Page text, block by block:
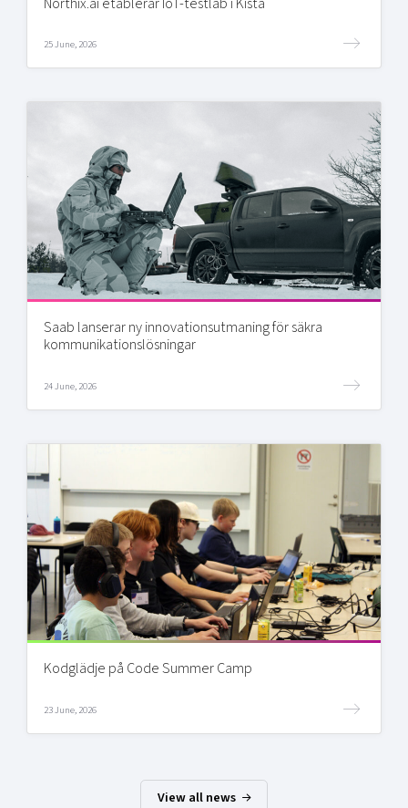
25 June, 2026
Saab lanserar ny innovationsutmaning för säkra
kommunikationslösningar
24 June, 2026
Kodglädje på Code Summer Camp
23 June, 2026
View all news